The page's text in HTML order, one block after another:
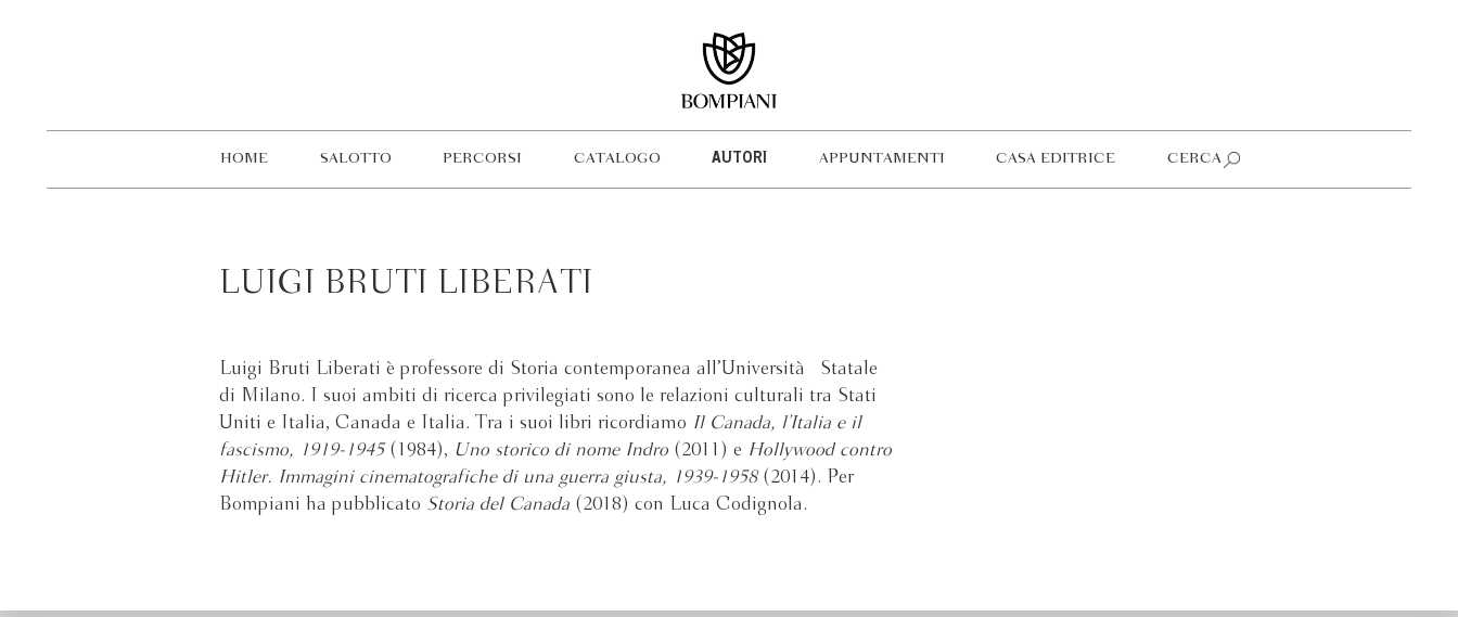
HOME SALOTTO PERCORSI CATALOGO AUTORI APPUNTAMENTI CASA EDITRICE CERCA
LUIGI BRUTI LIBERATI
Luigi Bruti Liberati è professore di Storia contemporanea all’Università Statale
di Milano. I suoi ambiti di ricerca privilegiati sono le relazioni culturali tra Stati
Uniti e Italia, Canada e Italia. Tra i suoi libri ricordiamo Il Canada, l’Italia e il
fascismo, 1919-1945(1984), Uno storico di nome Indro (2011) e Hollywood contro
Hitler. Immagini cinematografiche di una guerra giusta, 1939-1958(2014). Per
Bompiani ha pubblicato Storia del Canada (2018) con Luca Codignola.